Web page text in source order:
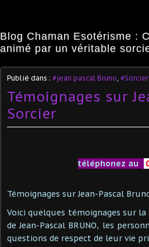
Blog Chaman Esotérisme :
animé par un véritable
Publié dans : #jean pascal Bruno
Témoignages sur
Sorcier
téléphonez au
Témoignages sur Jean-Pascal
Voici quelques témoignages sur
de Jean-Pascal BRUNO, les
questions de respect de leur vie